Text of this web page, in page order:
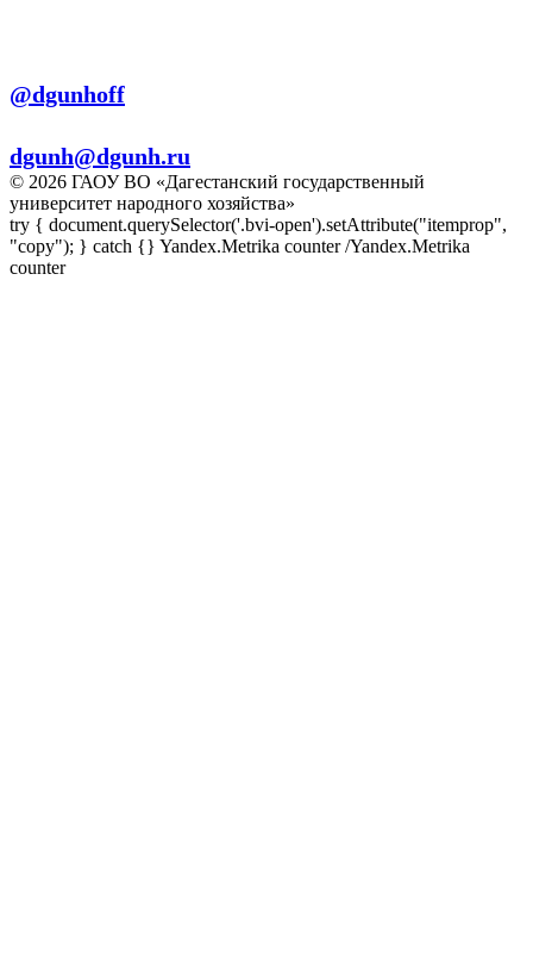
@dgunhoff
dgunh@dgunh.ru
© 2026 ГАОУ ВО «Дагестанский государственный
университет народного хозяйства»
try { document.querySelector('.bvi-open').setAttribute("itemprop",
"copy"); } catch {} Yandex.Metrika counter/Yandex.Metrika
counter